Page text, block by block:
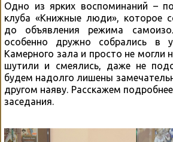
Одно из ярких воспоминаний –
клуба «Книжные люди», которое
до объявления режима
особенно дружно собрались в
Камерного зала и просто не могли
шутили и смеялись, даже не
будем надолго лишены
другом наяву. Расскажем
заседания.